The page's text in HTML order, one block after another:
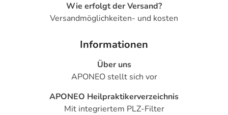
Wie erfolgt der Versand?
Versandmöglichkeiten- und kosten
Informationen
Über uns
APONEO stellt sich vor
APONEO Heilpraktikerverzeichnis
Mit integriertem PLZ-Filter